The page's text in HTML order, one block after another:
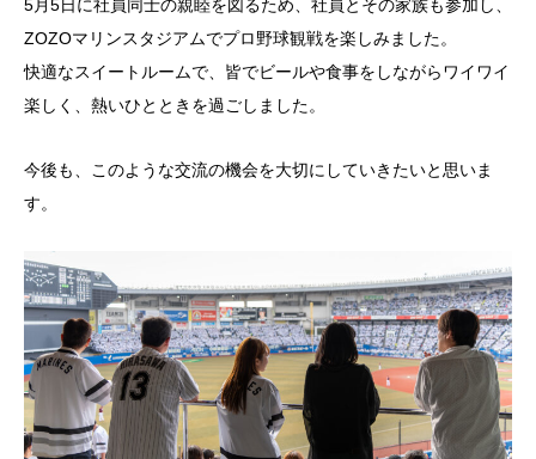
5月5日に社員同士の親睦を図るため、社員とその家族も参加し、
ZOZOマリンスタジアムでプロ野球観戦を楽しみました。
快適なスイートルームで、皆でビールや食事をしながらワイワイ
楽しく、熱いひとときを過ごしました。
今後も、このような交流の機会を大切にしていきたいと思いま
す。